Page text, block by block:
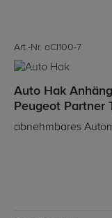
Art.-Nr. aCI100-7
Auto Hak
Peugeot Partner
abnehmbares